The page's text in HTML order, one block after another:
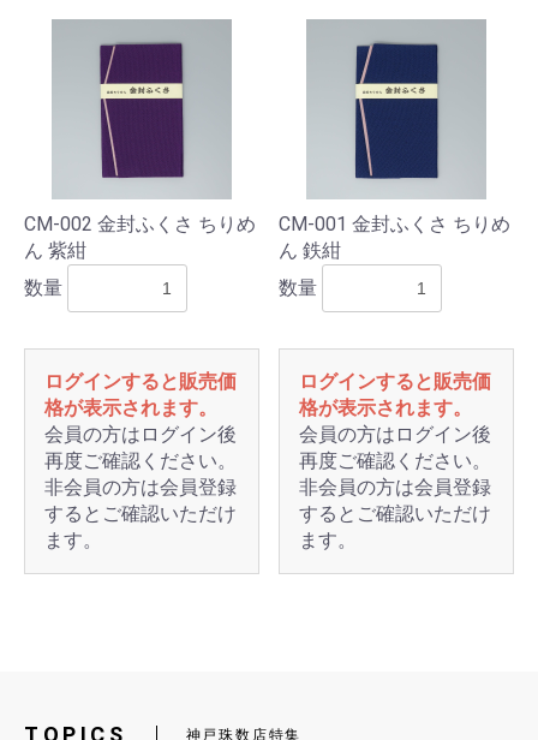
CM-002 金封ふくさ ちりめ
ん 紫紺
数量
ログインすると販売価
格が表示されます。
会員の方はログイン後
再度ご確認ください。
非会員の方は会員登録
するとご確認いただけ
ます。
CM-001 金封ふくさ ちりめ
ん 鉄紺
数量
ログインすると販売価
格が表示されます。
会員の方はログイン後
再度ご確認ください。
非会員の方は会員登録
するとご確認いただけ
ます。
TOPICS 神戸珠数店特集